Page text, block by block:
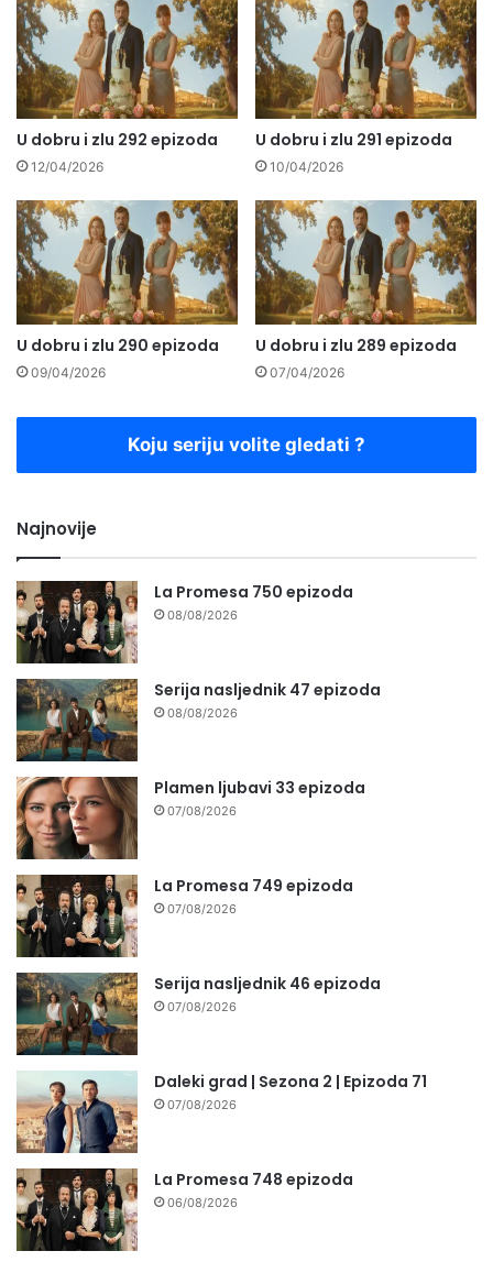
U dobru i zlu 292 epizoda
12/04/2026
U dobru i zlu 291 epizoda
10/04/2026
U dobru i zlu 290 epizoda
09/04/2026
U dobru i zlu 289 epizoda
07/04/2026
Koju seriju volite gledati ?
Najnovije
La Promesa 750 epizoda
08/08/2026
Serija nasljednik 47 epizoda
08/08/2026
Plamen ljubavi 33 epizoda
07/08/2026
La Promesa 749 epizoda
07/08/2026
Serija nasljednik 46 epizoda
07/08/2026
Daleki grad | Sezona 2 | Epizoda 71
07/08/2026
La Promesa 748 epizoda
06/08/2026